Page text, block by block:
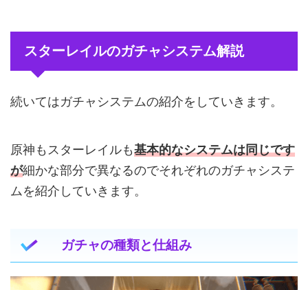
スターレイルのガチャシステム解説
続いてはガチャシステムの紹介をしていきます。
原神もスターレイルも基本的なシステムは同じです
が細かな部分で異なるのでそれぞれのガチャシステ
ムを紹介していきます。
ガチャの種類と仕組み